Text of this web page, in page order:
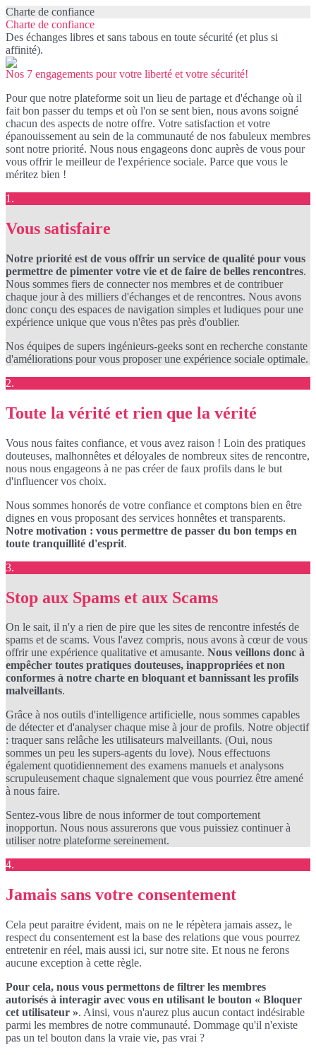
Charte de confiance
Charte de confiance
Des échanges libres et sans tabous en toute sécurité (et plus si
affinité).
Nos 7 engagements pour votre liberté et votre sécurité!
Pour que notre plateforme soit un lieu de partage et d'échange où il
fait bon passer du temps et où l'on se sent bien, nous avons soigné
chacun des aspects de notre offre. Votre satisfaction et votre
épanouissement au sein de la communauté de nos fabuleux membres
sont notre priorité. Nous nous engageons donc auprès de vous pour
vous offrir le meilleur de l'expérience sociale. Parce que vous le
méritez bien !
1.
Vous satisfaire
Notre priorité est de vous offrir un service de qualité pour vous
permettre de pimenter votre vie et de faire de belles rencontres.
Nous sommes fiers de connecter nos membres et de contribuer
chaque jour à des milliers d'échanges et de rencontres. Nous avons
donc conçu des espaces de navigation simples et ludiques pour une
expérience unique que vous n'êtes pas près d'oublier.
Nos équipes de supers ingénieurs-geeks sont en recherche constante
d'améliorations pour vous proposer une expérience sociale optimale.
2.
Toute la vérité et rien que la vérité
Vous nous faites confiance, et vous avez raison ! Loin des pratiques
douteuses, malhonnêtes et déloyales de nombreux sites de rencontre,
nous nous engageons à ne pas créer de faux profils dans le but
d'influencer vos choix.
Nous sommes honorés de votre confiance et comptons bien en être
dignes en vous proposant des services honnêtes et transparents.
Notre motivation : vous permettre de passer du bon temps en
toute tranquillité d'esprit.
3.
Stop aux Spams et aux Scams
On le sait, il n'y a rien de pire que les sites de rencontre infestés de
spams et de scams. Vous l'avez compris, nous avons à cœur de vous
offrir une expérience qualitative et amusante. Nous veillons donc à
empêcher toutes pratiques douteuses, inappropriées et non
conformes à notre charte en bloquant et bannissant les profils
malveillants.
Grâce à nos outils d'intelligence artificielle, nous sommes capables
de détecter et d'analyser chaque mise à jour de profils. Notre objectif
: traquer sans relâche les utilisateurs malveillants. (Oui, nous
sommes un peu les supers-agents du love). Nous effectuons
également quotidiennement des examens manuels et analysons
scrupuleusement chaque signalement que vous pourriez être amené
à nous faire.
Sentez-vous libre de nous informer de tout comportement
inopportun. Nous nous assurerons que vous puissiez continuer à
utiliser notre plateforme sereinement.
4.
Jamais sans votre consentement
Cela peut paraitre évident, mais on ne le répètera jamais assez, le
respect du consentement est la base des relations que vous pourrez
entretenir en réel, mais aussi ici, sur notre site. Et nous ne ferons
aucune exception à cette règle.
Pour cela, nous vous permettons de filtrer les membres
autorisés à interagir avec vous en utilisant le bouton « Bloquer
cet utilisateur ». Ainsi, vous n'aurez plus aucun contact indésirable
parmi les membres de notre communauté. Dommage qu'il n'existe
pas un tel bouton dans la vraie vie, pas vrai ?